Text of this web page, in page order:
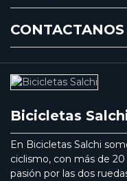
CONTACTANOS
Bicicletas
En Bicicletas Salchi
ciclismo, con más de
pasión por las dos